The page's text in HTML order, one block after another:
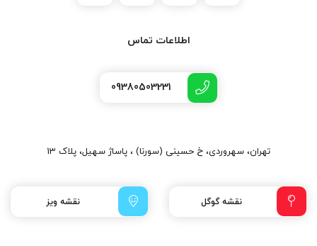
اطلاعات تماس
09380503231
تهران، سهروردی، خ حسینی (سورنا) ، پاساژ سهیل، پلاک 13
نقشه گوگل نقشه ویز